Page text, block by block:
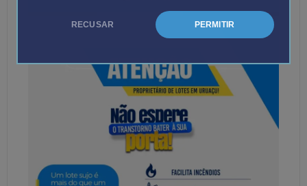
RECUSAR PERMITIR